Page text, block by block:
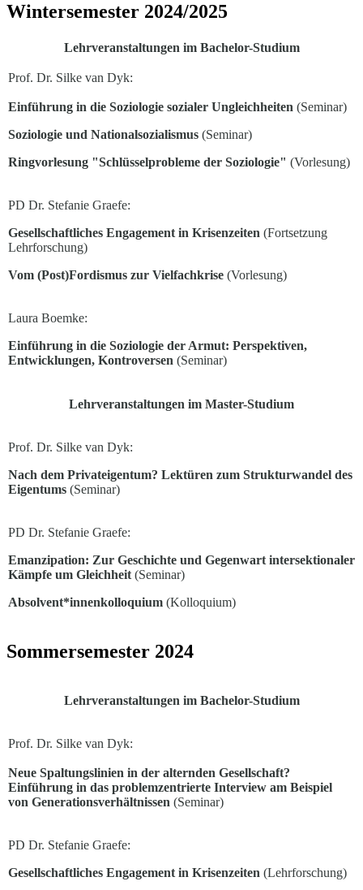
Wintersemester 2024/2025
Lehrveranstaltungen im Bachelor-Studium
Prof. Dr. Silke van Dyk:
Einführung in die Soziologie sozialer Ungleichheiten (Seminar)
Soziologie und Nationalsozialismus (Seminar)
Ringvorlesung "Schlüsselprobleme der Soziologie" (Vorlesung)
PD Dr. Stefanie Graefe:
Gesellschaftliches Engagement in Krisenzeiten (Fortsetzung
Lehrforschung)
Vom (Post)Fordismus zur Vielfachkrise (Vorlesung)
Laura Boemke:
Einführung in die Soziologie der Armut: Perspektiven,
Entwicklungen, Kontroversen (Seminar)
Lehrveranstaltungen im Master-Studium
Prof. Dr. Silke van Dyk:
Nach dem Privateigentum? Lektüren zum Strukturwandel des
Eigentums (Seminar)
PD Dr. Stefanie Graefe:
Emanzipation: Zur Geschichte und Gegenwart intersektionaler
Kämpfe um Gleichheit (Seminar)
Absolvent*innenkolloquium (Kolloquium)
Sommersemester 2024
Lehrveranstaltungen im Bachelor-Studium
Prof. Dr. Silke van Dyk:
Neue Spaltungslinien in der alternden Gesellschaft?
Einführung in das problemzentrierte Interview am Beispiel
von Generationsverhältnissen (Seminar)
PD Dr. Stefanie Graefe:
Gesellschaftliches Engagement in Krisenzeiten (Lehrforschung)